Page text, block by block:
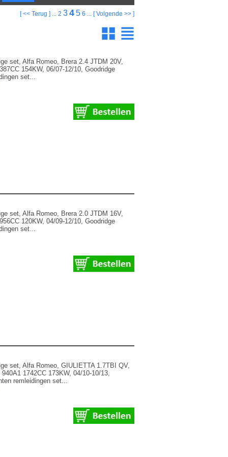
[ << Terug ] ... 2 345 6 ... [ Volgende >> ]
set, Alfa Romeo, Brera 2.4 JTDM 20V,
154KW, 06/07-12/10, Goodridge
set...
set, Alfa Romeo, Brera 2.0 JTDM 16V,
120KW, 04/09-12/10, Goodridge
set...
set, Alfa Romeo, GIULIETTA 1.7TBI QV,
1742CC 173KW, 04/10-10/13,
remleidingen set...